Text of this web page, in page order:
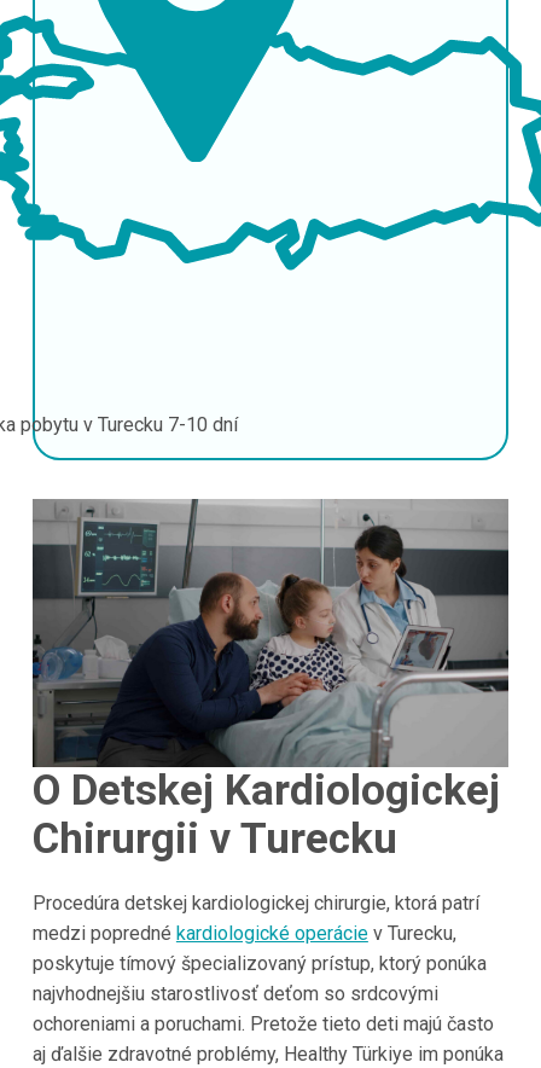
pobytu v Turecku 7-10 dní
O Detskej Kardiologickej
Chirurgii v Turecku
Procedúra detskej kardiologickej chirurgie, ktorá patrí
medzi popredné kardiologické operáciev Turecku,
poskytuje tímový špecializovaný prístup, ktorý ponúka
najvhodnejšiu starostlivosť deťom so srdcovými
ochoreniami a poruchami. Pretože tieto deti majú často
aj ďalšie zdravotné problémy, Healthy Türkiye im ponúka